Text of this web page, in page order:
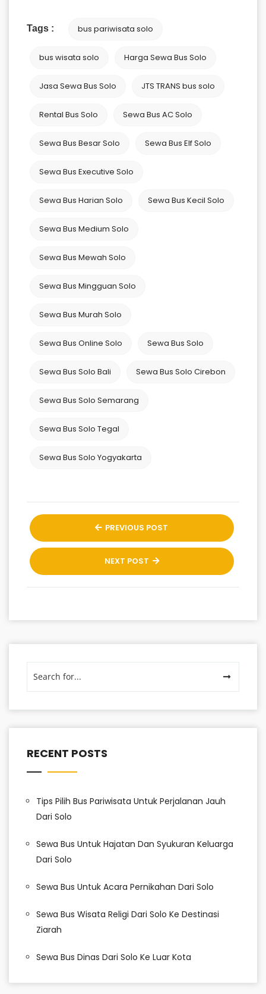
Tags : bus pariwisata solo
bus wisata solo Harga Sewa Bus Solo
Jasa Sewa Bus Solo JTS TRANS bus solo
Rental Bus Solo Sewa Bus AC Solo
Sewa Bus Besar Solo Sewa Bus Elf Solo
Sewa Bus Executive Solo
Sewa Bus Harian Solo Sewa Bus Kecil Solo
Sewa Bus Medium Solo
Sewa Bus Mewah Solo
Sewa Bus Mingguan Solo
Sewa Bus Murah Solo
Sewa Bus Online Solo Sewa Bus Solo
Sewa Bus Solo Bali Sewa Bus Solo Cirebon
Sewa Bus Solo Semarang
Sewa Bus Solo Tegal
Sewa Bus Solo Yogyakarta
PREVIOUS POST
NEXT POST
RECENT POSTS
Tips Pilih Bus Pariwisata Untuk Perjalanan Jauh
Dari Solo
Sewa Bus Untuk Hajatan Dan Syukuran Keluarga
Dari Solo
Sewa Bus Untuk Acara Pernikahan Dari Solo
Sewa Bus Wisata Religi Dari Solo Ke Destinasi
Ziarah
Sewa Bus Dinas Dari Solo Ke Luar Kota